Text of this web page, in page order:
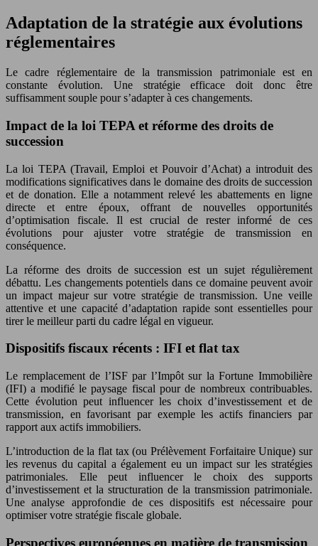
Adaptation de la stratégie aux évolutions
réglementaires
Le cadre réglementaire de la transmission patrimoniale est en
constante évolution. Une stratégie efficace doit donc être
suffisamment souple pour s’adapter à ces changements.
Impact de la loi TEPA et réforme des droits de
succession
La loi TEPA (Travail, Emploi et Pouvoir d’Achat) a introduit des
modifications significatives dans le domaine des droits de succession
et de donation. Elle a notamment relevé les abattements en ligne
directe et entre époux, offrant de nouvelles opportunités
d’optimisation fiscale. Il est crucial de rester informé de ces
évolutions pour ajuster votre stratégie de transmission en
conséquence.
La réforme des droits de succession est un sujet régulièrement
débattu. Les changements potentiels dans ce domaine peuvent avoir
un impact majeur sur votre stratégie de transmission. Une veille
attentive et une capacité d’adaptation rapide sont essentielles pour
tirer le meilleur parti du cadre légal en vigueur.
Dispositifs fiscaux récents : IFI et flat tax
Le remplacement de l’ISF par l’Impôt sur la Fortune Immobilière
(IFI) a modifié le paysage fiscal pour de nombreux contribuables.
Cette évolution peut influencer les choix d’investissement et de
transmission, en favorisant par exemple les actifs financiers par
rapport aux actifs immobiliers.
L’introduction de la flat tax (ou Prélèvement Forfaitaire Unique) sur
les revenus du capital a également eu un impact sur les stratégies
patrimoniales. Elle peut influencer le choix des supports
d’investissement et la structuration de la transmission patrimoniale.
Une analyse approfondie de ces dispositifs est nécessaire pour
optimiser votre stratégie fiscale globale.
Perspectives européennes en matière de transmission